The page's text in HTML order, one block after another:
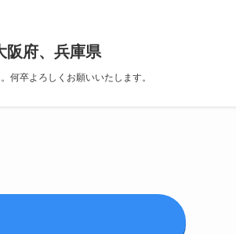
阪府、兵庫県
何卒よろしくお願いいたします。